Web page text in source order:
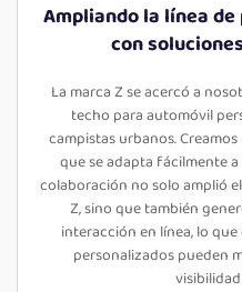
Ampliando la línea
con
La marca Z se acercó a
techo para automóvil
campistas urbanos.
que se adapta fácilmente
colaboración no solo amplió
Z, sino que también
interacción en línea, lo
personalizados pueden